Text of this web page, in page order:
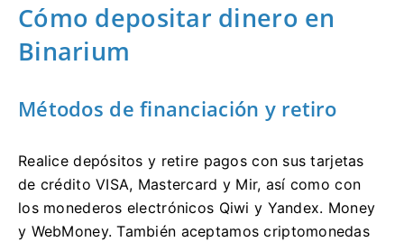
Cómo depositar dinero en
Binarium
Métodos de financiación y retiro
Realice depósitos y retire pagos con sus tarjetas
de crédito VISA, Mastercard y Mir, así como con
los monederos electrónicos Qiwi y Yandex. Money
y WebMoney. También aceptamos criptomonedas